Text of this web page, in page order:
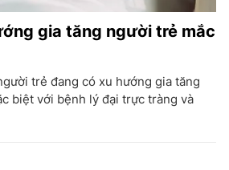
gia tăng người trẻ mắc
trẻ đang có xu hướng gia tăng
biệt với bệnh lý đại trực tràng và